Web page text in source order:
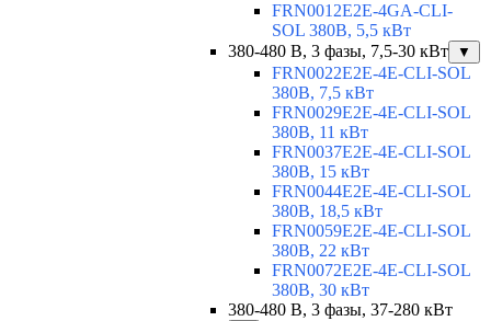
FRN0012E2E-4GA-CLI-
SOL 380В, 5,5 кВт
380-480 В, 3 фазы, 7,5-30 кВт
▼
FRN0022E2E-4E-CLI-SOL
380В, 7,5 кВт
FRN0029E2E-4E-CLI-SOL
380В, 11 кВт
FRN0037E2E-4E-CLI-SOL
380В, 15 кВт
FRN0044E2E-4E-CLI-SOL
380В, 18,5 кВт
FRN0059E2E-4E-CLI-SOL
380В, 22 кВт
FRN0072E2E-4E-CLI-SOL
380В, 30 кВт
380-480 В, 3 фазы, 37-280 кВт